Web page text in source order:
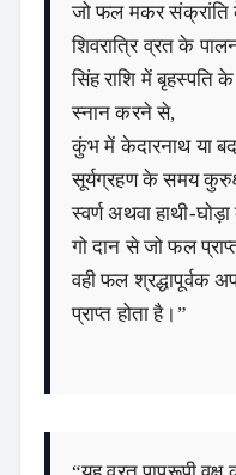
जो फल मकर संक्रांति
शिवरात्रि व्रत के
सिंह राशि में बृहस्पति
स्नान करने से,
कुंभ में केदारनाथ या
सूर्यग्रहण के समय
स्वर्ण अथवा हाथी-
गो दान से जो फल
वही फल श्रद्धापूर्वक
प्राप्त होता है।”